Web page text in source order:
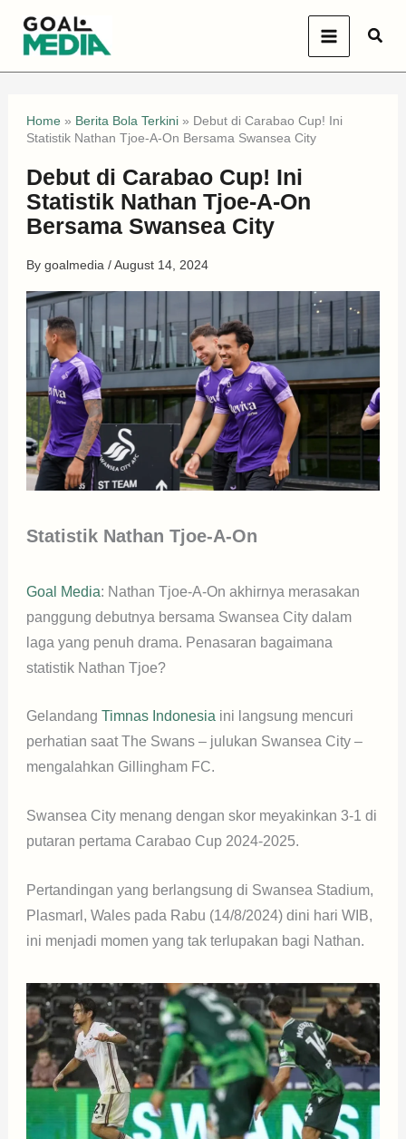
Home» Berita Bola Terkini» Debut di Carabao Cup! Ini
Statistik Nathan Tjoe-A-On Bersama Swansea City
Debut di Carabao Cup! Ini
Statistik Nathan Tjoe-A-On
Bersama Swansea City
By goalmedia /August 14, 2024
Statistik Nathan Tjoe-A-On
Goal Media: Nathan Tjoe-A-On akhirnya merasakan
panggung debutnya bersama Swansea City dalam
laga yang penuh drama. Penasaran bagaimana
statistik Nathan Tjoe?
Gelandang Timnas Indonesia ini langsung mencuri
perhatian saat The Swans – julukan Swansea City –
mengalahkan Gillingham FC.
Swansea City menang dengan skor meyakinkan 3-1 di
putaran pertama Carabao Cup 2024-2025.
Pertandingan yang berlangsung di Swansea Stadium,
Plasmarl, Wales pada Rabu (14/8/2024) dini hari WIB,
ini menjadi momen yang tak terlupakan bagi Nathan.